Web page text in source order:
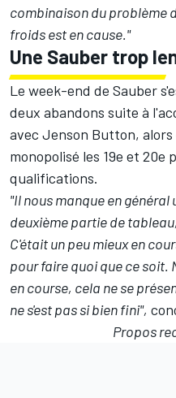
combinaison du problème
froids est en cause."
Une Sauber trop
Le week-end de Sauber
deux abandons suite à
avec Jenson Button,
monopolisé les 19e et 20e
qualifications.
"Il nous manque en
deuxième partie de
C'était un peu mieux en
pour faire quoi que ce soit.
en course, cela ne se
ne s'est pas si bien fini",
Propos